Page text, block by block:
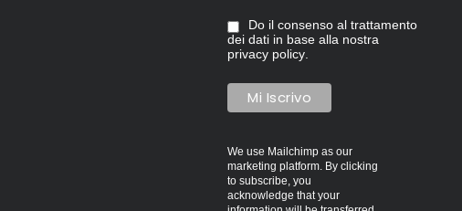
Do il consenso al trattamento
dei dati in base alla nostra
privacy policy.
We use Mailchimp as our
marketing platform. By clicking
to subscribe, you
acknowledge that your